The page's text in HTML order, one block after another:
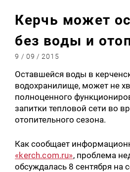
Керчь может
без воды и
9 / 09 / 2015
Оставшейся воды в
водохранилище, может не
полноценного
запитки тепловой сети во
отопительного сезона.
Как сообщает
«kerch.com.ru», проблема
обсуждалась 8 сентября на